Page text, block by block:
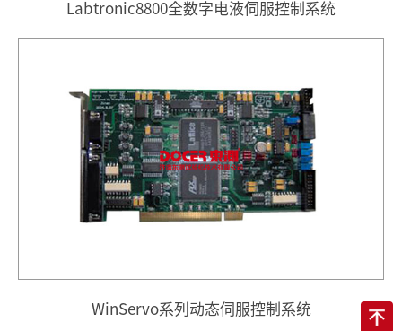
Labtronic8800全数字电液伺服控制系统
WinServo系列动态伺服控制系统